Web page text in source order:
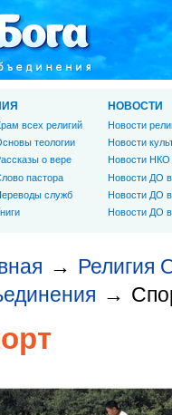
→ Религия
→
всех религий
теологии
о вере
пастора
служб
НОВОСТИ
Новости
Новости
Новости НКО
Новости ДО
Новости ДО
Новости ДО